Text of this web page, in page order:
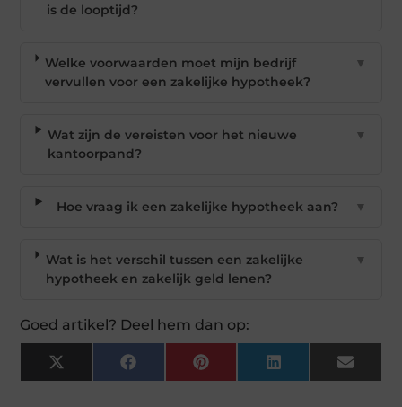
is de looptijd?
Welke voorwaarden moet mijn bedrijf
vervullen voor een zakelijke hypotheek?
▼
Wat zijn de vereisten voor het nieuwe
kantoorpand?
▼
Hoe vraag ik een zakelijke hypotheek aan? ▼
Wat is het verschil tussen een zakelijke
hypotheek en zakelijk geld lenen?
▼
Goed artikel? Deel hem dan op:
X
(Twitter)
Facebook Pinterest LinkedIn Email